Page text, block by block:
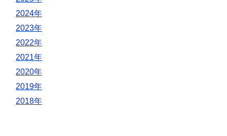
2024年
2023年
2022年
2021年
2020年
2019年
2018年